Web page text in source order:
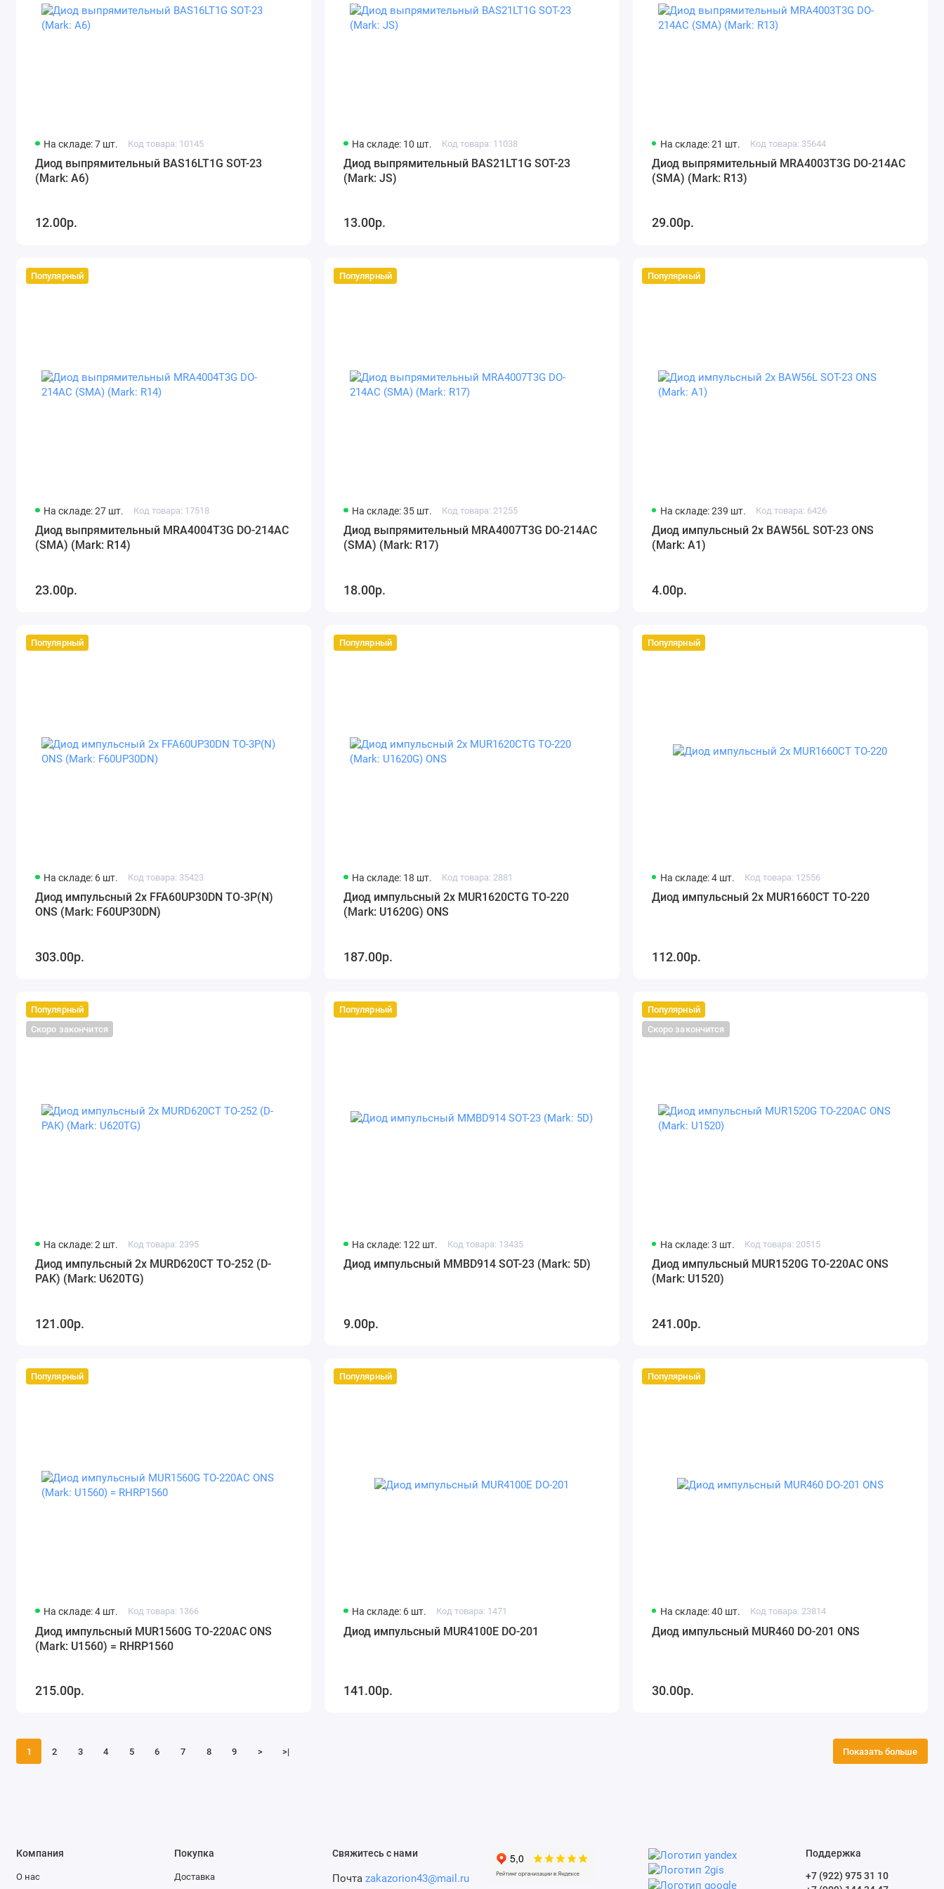
На складе: 7 шт. Код товара: 10145
Диод выпрямительный BAS16LT1G SOT-23
(Mark: A6)
12.00р.
На складе: 10 шт. Код товара: 11038
Диод выпрямительный BAS21LT1G SOT-23
(Mark: JS)
13.00р.
На складе: 21 шт. Код товара: 35644
Диод выпрямительный MRA4003T3G DO-214AC
(SMA) (Mark: R13)
29.00р.
Популярный
На складе: 27 шт. Код товара: 17518
Диод выпрямительный MRA4004T3G DO-214AC
(SMA) (Mark: R14)
23.00р.
Популярный
На складе: 35 шт. Код товара: 21255
Диод выпрямительный MRA4007T3G DO-214AC
(SMA) (Mark: R17)
18.00р.
Популярный
На складе: 239 шт. Код товара: 6426
Диод импульсный 2x BAW56L SOT-23 ONS
(Mark: A1)
4.00р.
Популярный
На складе: 6 шт. Код товара: 35423
Диод импульсный 2x FFA60UP30DN TO-3P(N)
ONS (Mark: F60UP30DN)
303.00р.
Популярный
На складе: 18 шт. Код товара: 2881
Диод импульсный 2x MUR1620CTG TO-220
(Mark: U1620G) ONS
187.00р.
Популярный
На складе: 4 шт. Код товара: 12556
Диод импульсный 2x MUR1660CT TO-220
112.00р.
Популярный
Скоро закончится
На складе: 2 шт. Код товара: 2395
Диод импульсный 2x MURD620CT TO-252 (D-
PAK) (Mark: U620TG)
121.00р.
Популярный
На складе: 122 шт. Код товара: 13435
Диод импульсный MMBD914 SOT-23 (Mark: 5D)
9.00р.
Популярный
Скоро закончится
На складе: 3 шт. Код товара: 20515
Диод импульсный MUR1520G TO-220AC ONS
(Mark: U1520)
241.00р.
Популярный
На складе: 4 шт. Код товара: 1366
Диод импульсный MUR1560G TO-220AC ONS
(Mark: U1560) = RHRP1560
215.00р.
Популярный
На складе: 6 шт. Код товара: 1471
Диод импульсный MUR4100E DO-201
141.00р.
Популярный
На складе: 40 шт. Код товара: 23814
Диод импульсный MUR460 DO-201 ONS
30.00р.
1 2 3 4 5 6 7 8 9 > >| Показать больше
Компания
О нас
Покупка
Доставка
Свяжитесь с нами
Почта zakazorion43@mail.ru
Поддержка
+7 (922) 975 31 10